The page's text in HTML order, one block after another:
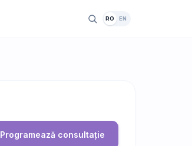
RO EN
Programează consultație